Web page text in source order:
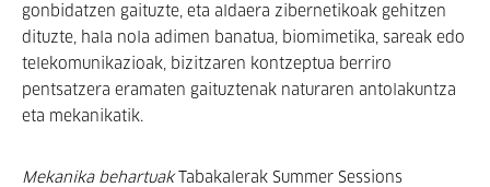
gonbidatzen gaituzte, eta aldaera zibernetikoak gehitzen
dituzte, hala nola adimen banatua, biomimetika, sareak edo
telekomunikazioak, bizitzaren kontzeptua berriro
pentsatzera eramaten gaituztenak naturaren antolakuntza
eta mekanikatik.
Mekanika behartuakTabakalerak Summer Sessions